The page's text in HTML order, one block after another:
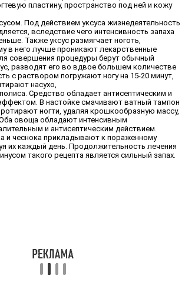
пластину, пространство под ней и кожу
Под действием уксуса жизнедеятельность
вследствие чего интенсивность запаха
Также уксус размягчает ноготь,
в него лучше проникают лекарственные
совершения процедуры берут обычный
разводят его во вдвое большем количестве
с раствором погружают ногу на 15-20 минут,
насухо,
Средство обладает антисептическим и
В настойке смачивают ватный тампон
ногти, удаляя крошкообразную массу,
овоща обладают интенсивным
и антисептическим действием.
и чеснока прикладывают к пораженному
их каждый день. Продолжительность лечения
такого рецепта является сильный запах.